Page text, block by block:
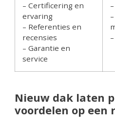
– Certificering en
ervaring
– Referenties en
recensies
– Garantie en
service
Nieuw dak laten
voordelen op een